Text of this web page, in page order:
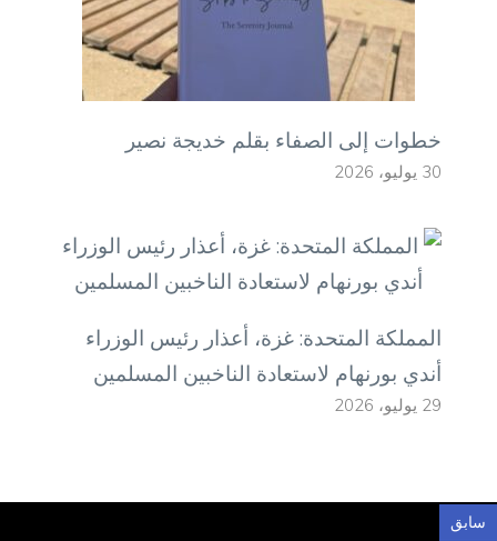
خطوات إلى الصفاء بقلم خديجة نصير
30 يوليو، 2026
المملكة المتحدة: غزة، أعذار رئيس الوزراء
أندي بورنهام لاستعادة الناخبين المسلمين
29 يوليو، 2026
سابق